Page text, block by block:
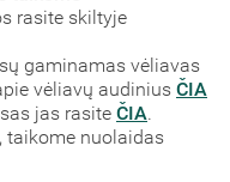
rasite skiltyje
gaminamas vėliavas
vėliavų audinius ČIA
jas rasite ČIA.
taikome nuolaidas